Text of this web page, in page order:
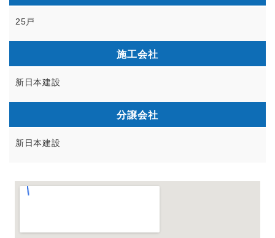
25戸
施工会社
新日本建設
分譲会社
新日本建設